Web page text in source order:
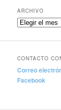
ARCHIVO
Archivo
CONTACTO
Correo
Facebook